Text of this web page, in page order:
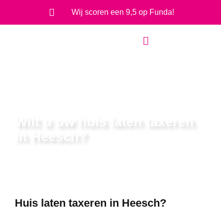
Wij scoren een 9,5 op Funda!
Wilt u uw huis laten taxeren
Huis laten taxeren in Heesch?